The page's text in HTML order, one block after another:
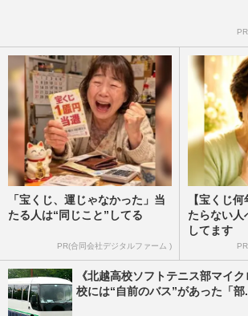
「宝くじ、運じゃなかった」当
たる人は“同じこと”してる
PR(合同会社デジタルファーム )
【宝くじ
たらない人
してます
《北越高校ソフトテニス部マイ
校には“自前のバス”があった「部